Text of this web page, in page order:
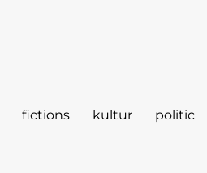
fictions kultur politic